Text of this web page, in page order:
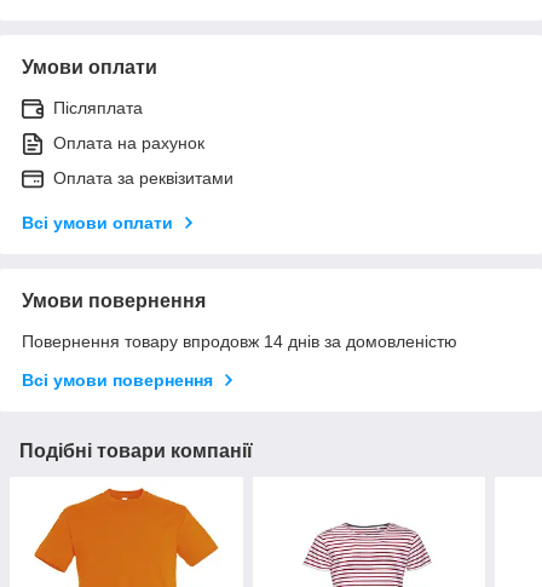
Умови оплати
Післяплата
Оплата на рахунок
Оплата за реквізитами
Всі умови оплати
Умови повернення
Повернення товару впродовж 14 днів за домовленістю
Всі умови повернення
Подібні товари компанії